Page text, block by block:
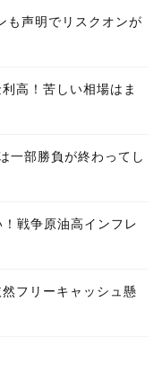
も声明でリスクオンが
高！苦しい相場はま
一部勝負が終わってし
戦争原油高インフレ
フリーキャッシュ懸